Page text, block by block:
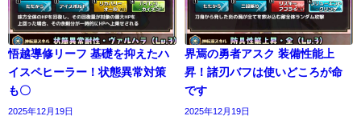
悟越導修リーフ 基礎を抑えたハ
イスペヒーラー！状態異常対策
も〇
2025年12月19日
界焉の勇者アスク 装備性能上
昇！諸刃バフは使いどころが命
です
2025年12月19日